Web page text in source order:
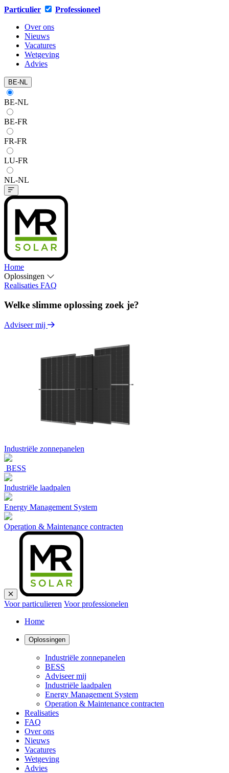
Particulier
Professioneel
Over ons
Nieuws
Vacatures
Wetgeving
Advies
BE-NL
BE-NL
BE-FR
FR-FR
LU-FR
NL-NL
Home
Oplossingen
Realisaties FAQ
Welke slimme oplossing zoek je?
Adviseer mij
Industriële zonnepanelen
BESS
Industriële laadpalen
Energy Management System
Operation & Maintenance contracten
Voor particulieren Voor professionelen
Home
Oplossingen
Industriële zonnepanelen
BESS
Adviseer mij
Industriële laadpalen
Energy Management System
Operation & Maintenance contracten
Realisaties
FAQ
Over ons
Nieuws
Vacatures
Wetgeving
Advies